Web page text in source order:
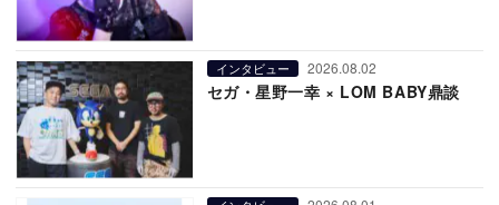
インタビュー 2026.08.02
セガ・星野一幸 × LOM BABY鼎談